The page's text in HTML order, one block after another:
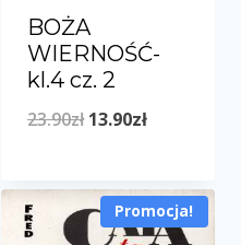
BOŻA
WIERNOŚĆ-
kl.4 cz. 2
23.90zł Pierwotna
wynosiła:
23.90zł.
13.90złAktualna
wynosi:
13.90zł.
Promocja!